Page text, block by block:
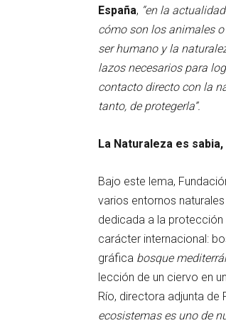
España, “en la
cómo son los animales
ser humano y la
lazos necesarios para
contacto directo con la
tanto, de protegerla”.
La Naturaleza es
Bajo este lema,
varios entornos
dedicada a la
carácter internacional:
gráfica bosque
lección de un ciervo en
Río, directora adjunta de
ecosistemas es uno de